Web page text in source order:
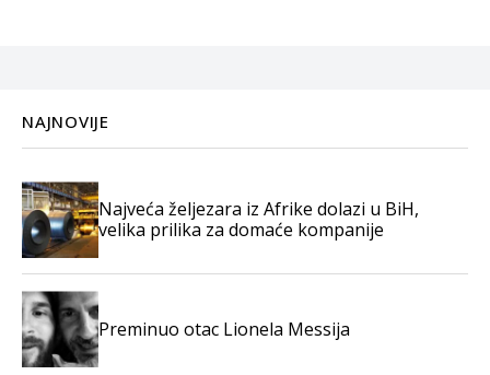
NAJNOVIJE
Najveća željezara iz Afrike dolazi u BiH,
velika prilika za domaće kompanije
Preminuo otac Lionela Messija